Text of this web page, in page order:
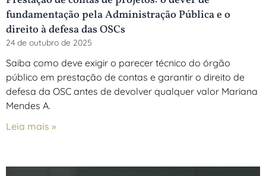
fundamentação pela Administração Pública e o
direito à defesa das OSCs
24 de outubro de 2025
Saiba como deve exigir o parecer técnico do órgão
público em prestação de contas e garantir o direito de
defesa da OSC antes de devolver qualquer valor Mariana
Mendes A.
Leia mais »